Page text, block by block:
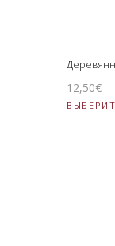
12,50€